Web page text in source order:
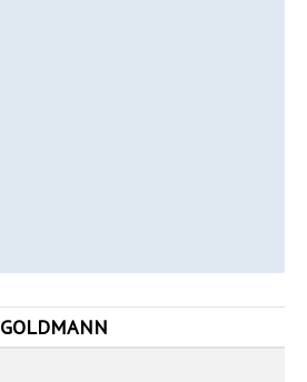
GOLDMANN